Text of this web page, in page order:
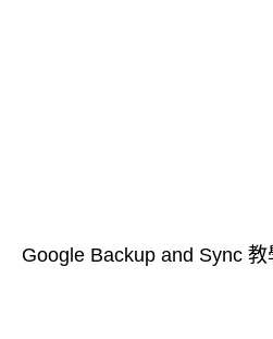
Google Backup and Sync 教